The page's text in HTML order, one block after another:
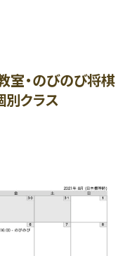
室・のびのび将棋
別クラス